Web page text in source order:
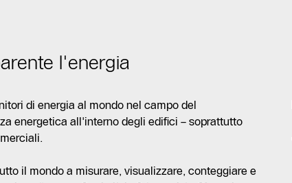
l'energia
di energia al mondo nel campo del
energetica all'interno degli edifici – soprattutto
il mondo a misurare, visualizzare, conteggiare e